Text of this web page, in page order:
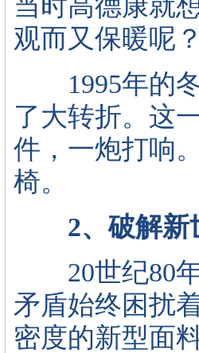
当时高德康就
观而又保暖呢
1995年的冬
了大转折。这
件，一炮打响
椅。
2、破解新
20世纪80年
矛盾始终困扰
密度的新型面